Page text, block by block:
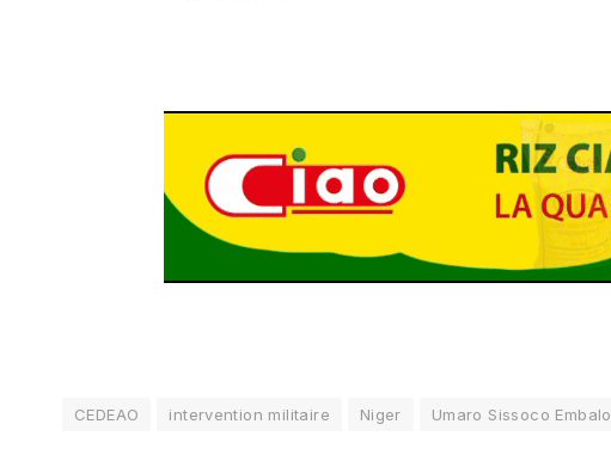
CEDEAO intervention militaire Niger Umaro Sissoco Embalo